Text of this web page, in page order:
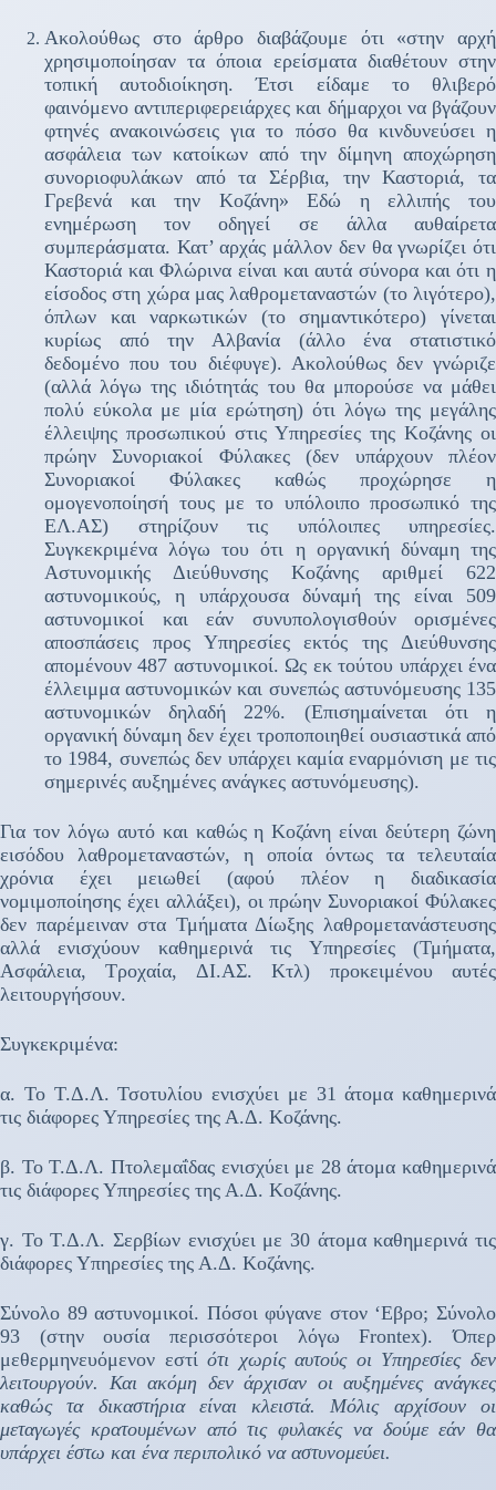
Ακολούθως στο άρθρο διαβάζουμε ότι «στην αρχή
χρησιμοποίησαν τα όποια ερείσματα διαθέτουν στην
τοπική αυτοδιοίκηση. Έτσι είδαμε το θλιβερό
φαινόμενο αντιπεριφερειάρχες και δήμαρχοι να βγάζουν
φτηνές ανακοινώσεις για το πόσο θα κινδυνεύσει η
ασφάλεια των κατοίκων από την δίμηνη αποχώρηση
συνοριοφυλάκων από τα Σέρβια, την Καστοριά, τα
Γρεβενά και την Κοζάνη» Εδώ η ελλιπής του
ενημέρωση τον οδηγεί σε άλλα αυθαίρετα
συμπεράσματα. Κατ’ αρχάς μάλλον δεν θα γνωρίζει ότι
Καστοριά και Φλώρινα είναι και αυτά σύνορα και ότι η
είσοδος στη χώρα μας λαθρομεταναστών (το λιγότερο),
όπλων και ναρκωτικών (το σημαντικότερο) γίνεται
κυρίως από την Αλβανία (άλλο ένα στατιστικό
δεδομένο που του διέφυγε). Ακολούθως δεν γνώριζε
(αλλά λόγω της ιδιότητάς του θα μπορούσε να μάθει
πολύ εύκολα με μία ερώτηση) ότι λόγω της μεγάλης
έλλειψης προσωπικού στις Υπηρεσίες της Κοζάνης οι
πρώην Συνοριακοί Φύλακες (δεν υπάρχουν πλέον
Συνοριακοί Φύλακες καθώς προχώρησε η
ομογενοποίησή τους με το υπόλοιπο προσωπικό της
ΕΛ.ΑΣ) στηρίζουν τις υπόλοιπες υπηρεσίες.
Συγκεκριμένα λόγω του ότι η οργανική δύναμη της
Αστυνομικής Διεύθυνσης Κοζάνης αριθμεί 622
αστυνομικούς, η υπάρχουσα δύναμή της είναι 509
αστυνομικοί και εάν συνυπολογισθούν ορισμένες
αποσπάσεις προς Υπηρεσίες εκτός της Διεύθυνσης
απομένουν 487 αστυνομικοί. Ως εκ τούτου υπάρχει ένα
έλλειμμα αστυνομικών και συνεπώς αστυνόμευσης 135
αστυνομικών δηλαδή 22%. (Επισημαίνεται ότι η
οργανική δύναμη δεν έχει τροποποιηθεί ουσιαστικά από
το 1984, συνεπώς δεν υπάρχει καμία εναρμόνιση με τις
σημερινές αυξημένες ανάγκες αστυνόμευσης).
Για τον λόγω αυτό και καθώς η Κοζάνη είναι δεύτερη ζώνη
εισόδου λαθρομεταναστών, η οποία όντως τα τελευταία
χρόνια έχει μειωθεί (αφού πλέον η διαδικασία
νομιμοποίησης έχει αλλάξει), οι πρώην Συνοριακοί Φύλακες
δεν παρέμειναν στα Τμήματα Δίωξης λαθρομετανάστευσης
αλλά ενισχύουν καθημερινά τις Υπηρεσίες (Τμήματα,
Ασφάλεια, Τροχαία, ΔΙ.ΑΣ. Κτλ) προκειμένου αυτές
λειτουργήσουν.
Συγκεκριμένα:
α. Το Τ.Δ.Λ. Τσοτυλίου ενισχύει με 31 άτομα καθημερινά
τις διάφορες Υπηρεσίες της Α.Δ. Κοζάνης.
β. Το Τ.Δ.Λ. Πτολεμαΐδας ενισχύει με 28 άτομα καθημερινά
τις διάφορες Υπηρεσίες της Α.Δ. Κοζάνης.
γ. Το Τ.Δ.Λ. Σερβίων ενισχύει με 30 άτομα καθημερινά τις
διάφορες Υπηρεσίες της Α.Δ. Κοζάνης.
Σύνολο 89 αστυνομικοί. Πόσοι φύγανε στον ‘Εβρο; Σύνολο
93 (στην ουσία περισσότεροι λόγωFrontex). Όπερ
μεθερμηνευόμενον εστίότι χωρίς αυτούς οι Υπηρεσίες δεν
λειτουργούν. Και ακόμη δεν άρχισαν οι αυξημένες ανάγκες
καθώς τα δικαστήρια είναι κλειστά. Μόλις αρχίσουν οι
μεταγωγές κρατουμένων από τις φυλακές να δούμε εάν θα
υπάρχει έστω και ένα περιπολικό να αστυνομεύει.